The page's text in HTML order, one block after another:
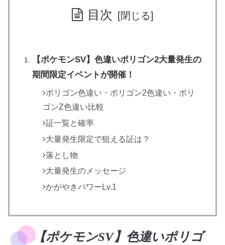
目次
【ポケモンSV】色違いポリゴン2大量発生の
期間限定イベントが開催！
ポリゴン色違い・ポリゴン2色違い・ポリ
ゴンZ色違い比較
証一覧と確率
大量発生限定で狙える証は？
落とし物
大量発生のメッセージ
かがやきパワーLv.1
【ポケモンSV】色違いポリゴ